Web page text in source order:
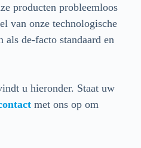
producten probleemloos
van onze technologische
als de-facto standaard en
u hieronder. Staat uw
met ons op om